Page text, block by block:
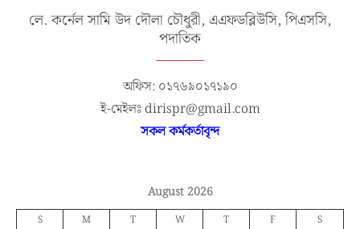
লে. কর্নেল সামি উদ দৌলা চৌধুরী, এএফডব্লিউসি, পিএসসি,
পদাতিক
অফিস: ০১৭৬৯০১৭১৯০
ই-মেইলঃ dirispr@gmail.com
সকল কর্মকর্তাবৃন্দ
August 2026
S M T W T F S